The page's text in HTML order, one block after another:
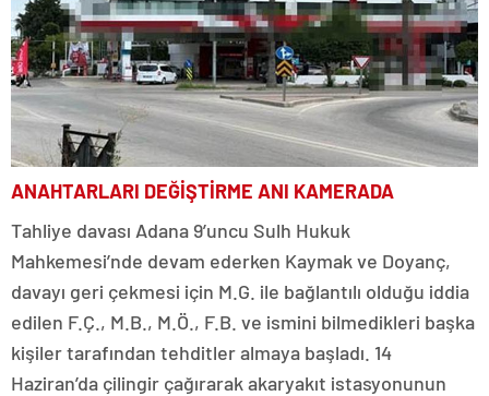
ANAHTARLARI DEĞİŞTİRME ANI KAMERADA
Tahliye davası Adana 9’uncu Sulh Hukuk
Mahkemesi’nde devam ederken Kaymak ve Doyanç,
davayı geri çekmesi için M.G. ile bağlantılı olduğu iddia
edilen F.Ç., M.B., M.Ö., F.B. ve ismini bilmedikleri başka
kişiler tarafından tehditler almaya başladı. 14
Haziran’da çilingir çağırarak akaryakıt istasyonunun